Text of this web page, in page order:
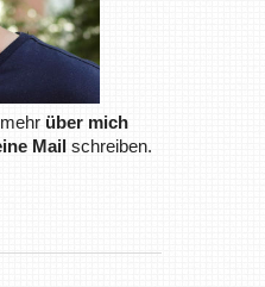
über mich
Mail schreiben.